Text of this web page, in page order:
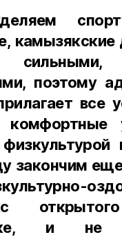
сильными,
поэтому
все
комфортные
закончим
и не